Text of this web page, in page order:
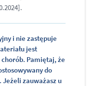
i nie zastępuje
jest
Pamiętaj, że
do
zauważasz u